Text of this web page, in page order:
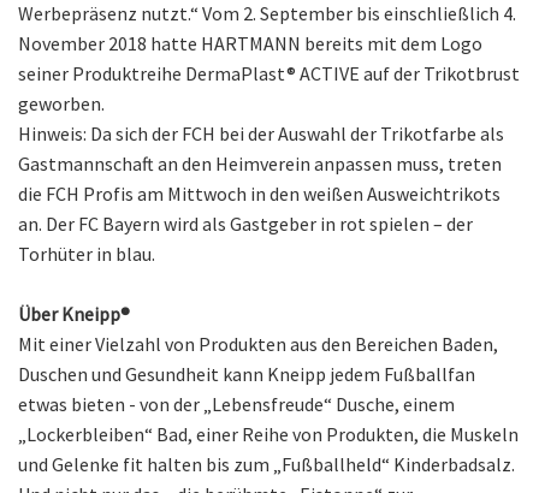
Werbepräsenz nutzt.“ Vom 2. September bis einschließlich 4.
November 2018 hatte HARTMANN bereits mit dem Logo
seiner Produktreihe DermaPlast® ACTIVE auf der Trikotbrust
geworben.
Hinweis: Da sich der FCH bei der Auswahl der Trikotfarbe als
Gastmannschaft an den Heimverein anpassen muss, treten
die FCH Profis am Mittwoch in den weißen Ausweichtrikots
an. Der FC Bayern wird als Gastgeber in rot spielen – der
Torhüter in blau.
Über Kneipp®
Mit einer Vielzahl von Produkten aus den Bereichen Baden,
Duschen und Gesundheit kann Kneipp jedem Fußballfan
etwas bieten - von der „Lebensfreude“ Dusche, einem
„Lockerbleiben“ Bad, einer Reihe von Produkten, die Muskeln
und Gelenke fit halten bis zum „Fußballheld“ Kinderbadsalz.